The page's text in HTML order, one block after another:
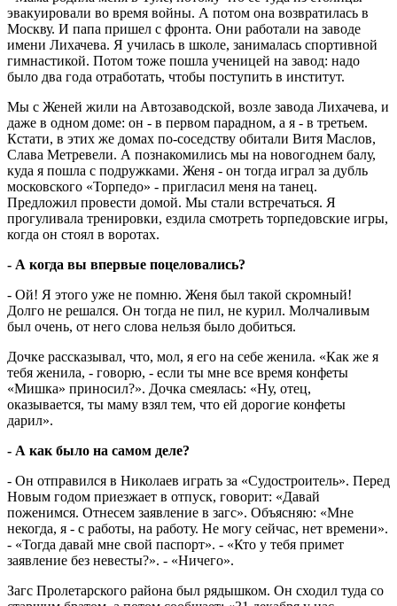
эвакуировали во время войны. А потом она возвратилась в
Москву. И папа пришел с фронта. Они работали на заводе
имени Лихачева. Я училась в школе, занималась спортивной
гимнастикой. Потом тоже пошла ученицей на завод: надо
было два года отработать, чтобы поступить в институт.
Мы с Женей жили на Автозаводской, возле завода Лихачева, и
даже в одном доме: он - в первом парадном, а я - в третьем.
Кстати, в этих же домах по-соседству обитали Витя Маслов,
Слава Метревели. А познакомились мы на новогоднем балу,
куда я пошла с подружками. Женя - он тогда играл за дубль
московского «Торпедо» - пригласил меня на танец.
Предложил провести домой. Мы стали встречаться. Я
прогуливала тренировки, ездила смотреть торпедовские игры,
когда он стоял в воротах.
- А когда вы впервые поцеловались?
- Ой! Я этого уже не помню. Женя был такой скромный!
Долго не решался. Он тогда не пил, не курил. Молчаливым
был очень, от него слова нельзя было добиться.
Дочке рассказывал, что, мол, я его на себе женила. «Как же я
тебя женила, - говорю, - если ты мне все время конфеты
«Мишка» приносил?». Дочка смеялась: «Ну, отец,
оказывается, ты маму взял тем, что ей дорогие конфеты
дарил».
- А как было на самом деле?
- Он отправился в Николаев играть за «Судостроитель». Перед
Новым годом приезжает в отпуск, говорит: «Давай
поженимся. Отнесем заявление в загс». Объясняю: «Мне
некогда, я - с работы, на работу. Не могу сейчас, нет времени».
- «Тогда давай мне свой паспорт». - «Кто у тебя примет
заявление без невесты?». - «Ничего».
Загс Пролетарского района был рядышком. Он сходил туда со